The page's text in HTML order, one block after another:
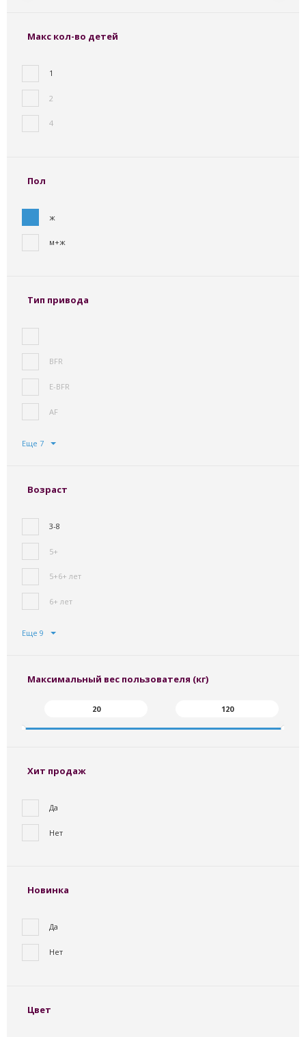
Макс кол-во детей
1
2
4
Пол
ж
м+ж
Тип привода
BFR
E-BFR
AF
Еще 7
Возраст
3-8
5+
5+6+ лет
6+ лет
Еще 9
Максимальный вес пользователя (кг)
Хит продаж
Да
Нет
Новинка
Да
Нет
Цвет